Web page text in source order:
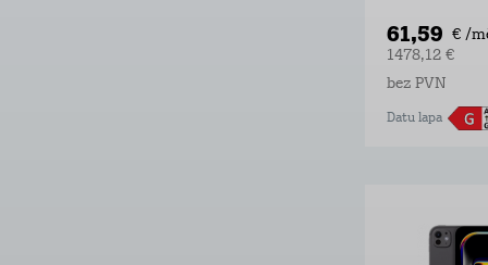
61,59 € /
1478,12 €
bez PVN
Datu lapa